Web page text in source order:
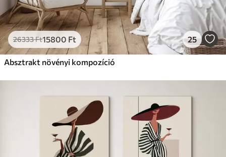
26333Ft15800 Ft 25
Absztrakt növényi kompozíció